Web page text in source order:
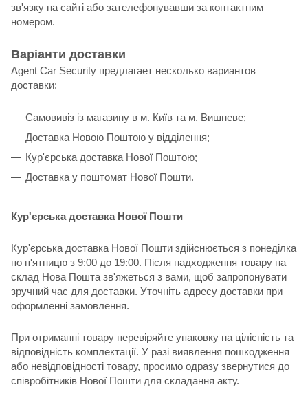
зв'язку на сайті або зателефонувавши за контактним
номером.
Варіанти доставки
Agent Car Security предлагает несколько вариантов
доставки:
Самовивіз із магазину в м. Київ та м. Вишневе;
Доставка Новою Поштою у відділення;
Кур'єрська доставка Нової Поштою;
Доставка у поштомат Нової Пошти.
Кур'єрська доставка Нової Пошти
Кур'єрська доставка Нової Пошти здійснюється з понеділка
по п'ятницю з 9:00 до 19:00. Після надходження товару на
склад Нова Пошта зв'яжеться з вами, щоб запропонувати
зручний час для доставки. Уточніть адресу доставки при
оформленні замовлення.
При отриманні товару перевіряйте упаковку на цілісність та
відповідність комплектації. У разі виявлення пошкодження
або невідповідності товару, просимо одразу звернутися до
співробітників Нової Пошти для складання акту.